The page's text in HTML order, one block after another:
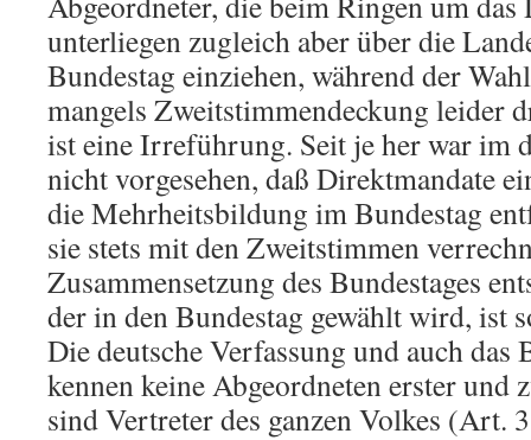
unterliegen zugleich aber über die
Bundestag einziehen, während der
mangels Zweitstimmendeckung leider
ist eine Irreführung. Seit je her war im
nicht vorgesehen, daß Direktmandate
die Mehrheitsbildung im Bundestag
sie stets mit den Zweitstimmen
Zusammensetzung des Bundestages
der in den Bundestag gewählt wird, ist
Die deutsche Verfassung und auch das
kennen keine Abgeordneten erster und
sind Vertreter des ganzen Volkes (Art.